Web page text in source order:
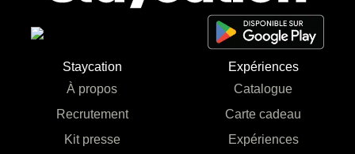
Staycation
À propos
Recrutement
Kit presse
Expériences
Catalogue
Carte cadeau
Expériences